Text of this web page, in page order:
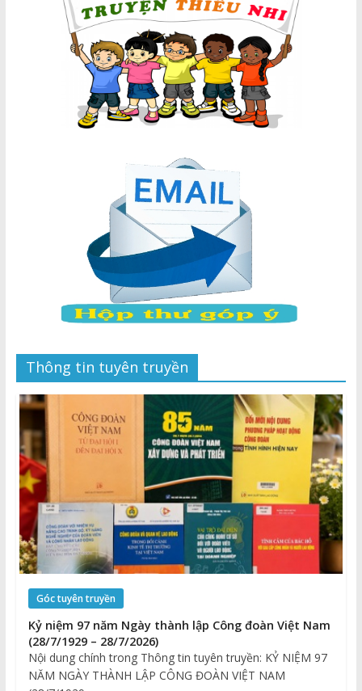
Thông tin tuyên truyền
Góc tuyên truyền
Kỷ niệm 97 năm Ngày thành lập Công đoàn Việt Nam
(28/7/1929 – 28/7/2026)
Nội dung chính trong Thông tin tuyên truyền: KỶ NIỆM 97
NĂM NGÀY THÀNH LẬP CÔNG ĐOÀN VIỆT NAM